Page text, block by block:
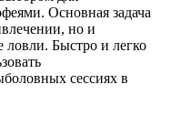
Основная задача
но и
Быстро и легко
сессиях в